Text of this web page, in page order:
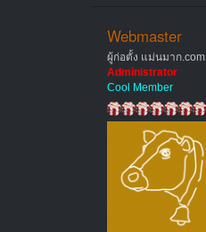
Webmaster
ผู้ก่อตั้ง แม่นมาก.com
Administrator
Cool Member